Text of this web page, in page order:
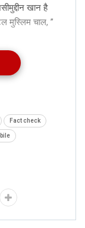
खान है
मुस्लिम चाल, ”
Fact check